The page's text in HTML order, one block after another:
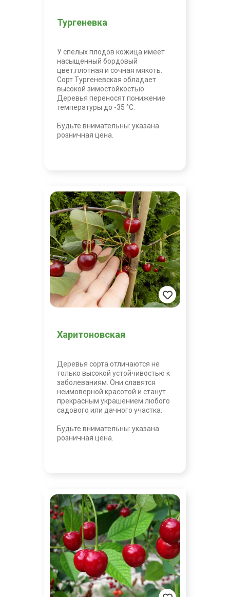
Тургеневка
У спелых плодов кожица имеет
насыщенный бордовый
цвет;плотная и сочная мякоть.
Сорт Тургеневская обладает
высокой зимостойкостью.
Деревья переносят понижение
температуры до -35 °С.
Будьте внимательны: указана
розничная цена.
Харитоновская
Деревья сорта отличаются не
только высокой устойчивостью к
заболеваниям. Они славятся
неимоверной красотой и станут
прекрасным украшением любого
садового или дачного участка.
Будьте внимательны: указана
розничная цена.